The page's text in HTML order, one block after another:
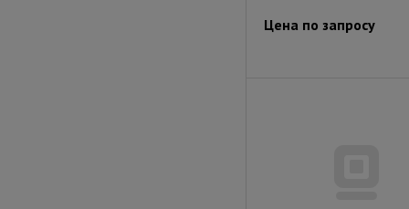
Цена по запросу